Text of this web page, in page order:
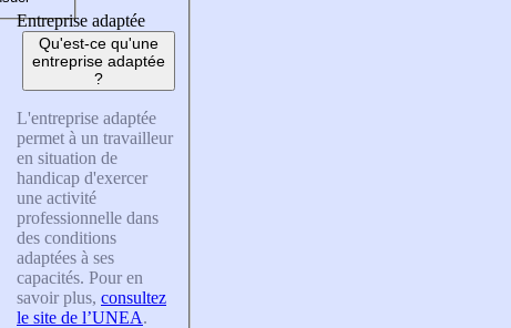
Entreprise adaptée
Qu'est-ce qu'une
entreprise adaptée
?
L'entreprise adaptée
permet à un travailleur
en situation de
handicap d'exercer
une activité
professionnelle dans
des conditions
adaptées à ses
capacités. Pour en
savoir plus, consultez
le site de l’UNEA.